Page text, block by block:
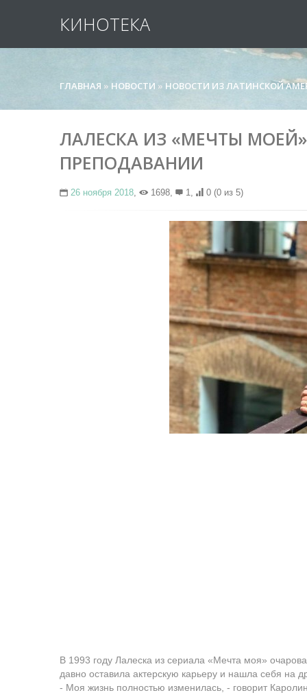
КИНОТЕКА
ГЛАВНАЯ » НОВОСТИ » НОВОСТИ ИЗ ЛАТИНСКОЙ
ЛАЛЕСКА ИЗ «МЕЧТЫ
ПРЕПОДАВАНИИ
26 ноября 2018, 1698, 1, 0 (0 из 5)
В 1993 году Лалеска из сериала «Мечта моя»
давно оставила актерскую карьеру и нашла себя на
- Моя жизнь полностью изменилась, - говорит